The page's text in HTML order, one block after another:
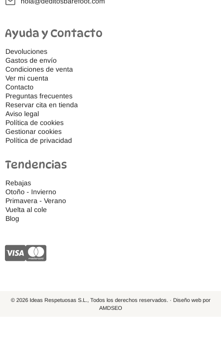
Ayuda y Contacto
Devoluciones
Gastos de envío
Condiciones de venta
Ver mi cuenta
Contacto
Preguntas frecuentes
Reservar cita en tienda
Aviso legal
Política de cookies
Gestionar cookies
Política de privacidad
Tendencias
Rebajas
Otoño - Invierno
Primavera - Verano
Vuelta al cole
Blog
© 2026 Ideas Respetuosas S.L., Todos los derechos reservados. · Diseño web por
AMDSEO